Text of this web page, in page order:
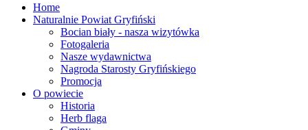
Home
Naturalnie Powiat Gryfiński
Bocian biały - nasza wizytówka
Fotogaleria
Nasze wydawnictwa
Nagroda Starosty Gryfińskiego
Promocja
O powiecie
Historia
Herb flaga